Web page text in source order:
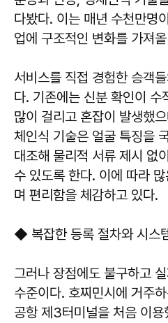
다봤다. 이는 매년 수천만명
업에 구조적인 변화를 가져
서비스를 직접 경험한 승객
다. 기존에는 신분 확인이 수
많이 걸리고 혼잡이 발생했
체인식 기술은 얼굴 특징을
대조해 물리적 서류 제시 없
수 있도록 한다. 이에 따라
며 편리함을 체감하고 있다.
◆ 복잡한 등록 절차와 시스
그러나 장점에도 불구하고
수준이다. 호찌민시에 거주
공항 제3터미널을 처음 이